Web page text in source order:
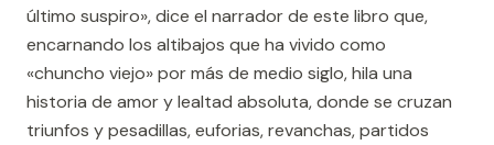
último suspiro», dice el narrador de este libro que,
encarnando los altibajos que ha vivido como
«chuncho viejo» por más de medio siglo, hila una
historia de amor y lealtad absoluta, donde se cruzan
triunfos y pesadillas, euforias, revanchas, partidos